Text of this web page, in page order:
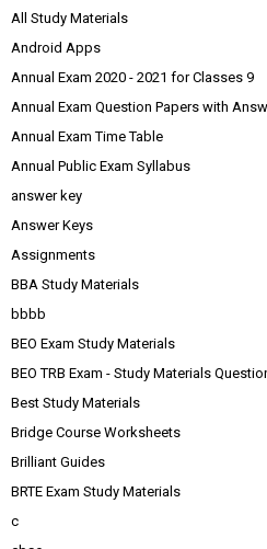
All Study Materials
Android Apps
Annual Exam 2020 - 2021 for Classes 9
Annual Exam Question Papers with
Annual Exam Time Table
Annual Public Exam Syllabus
answer key
Answer Keys
Assignments
BBA Study Materials
bbbb
BEO Exam Study Materials
BEO TRB Exam - Study Materials
Best Study Materials
Bridge Course Worksheets
Brilliant Guides
BRTE Exam Study Materials
c